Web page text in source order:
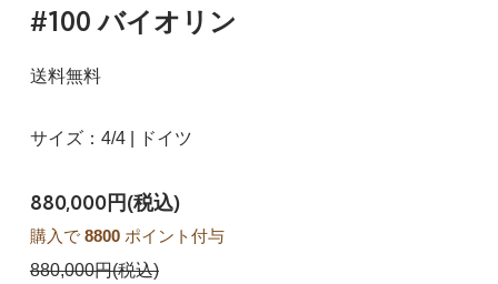
#100 バイオリン
送料無料
サイズ：4/4 | ドイツ
880,000円(税込)
購入で 8800ポイント付与
880,000円(税込)